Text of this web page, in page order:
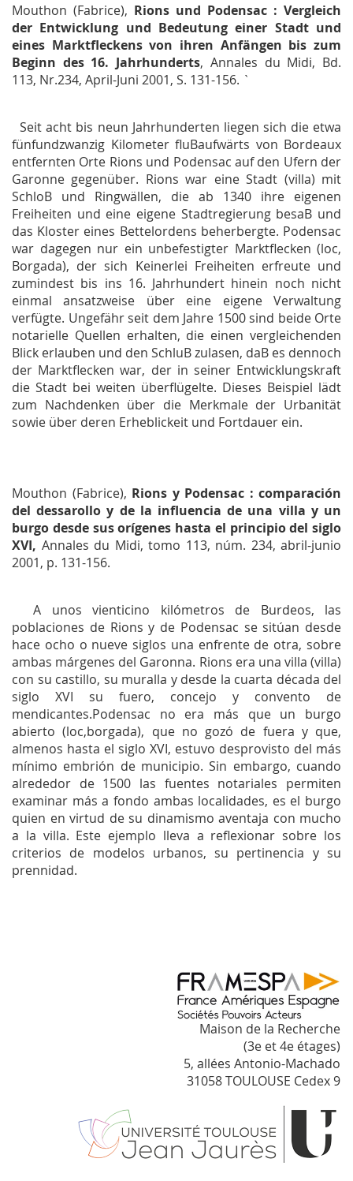
Mouthon (Fabrice), Rions und Podensac : Vergleich
der Entwicklung und Bedeutung einer Stadt und
eines Marktfleckens von ihren Anfängen bis zum
Beginn des 16. Jahrhunderts, Annales du Midi, Bd.
113, Nr.234, April-Juni 2001, S. 131-156. `
Seit acht bis neun Jahrhunderten liegen sich die etwa
fünfundzwanzig Kilometer fluBaufwärts von Bordeaux
entfernten Orte Rions und Podensac auf den Ufern der
Garonne gegenüber. Rions war eine Stadt (villa) mit
SchloB und Ringwällen, die ab 1340 ihre eigenen
Freiheiten und eine eigene Stadtregierung besaB und
das Kloster eines Bettelordens beherbergte. Podensac
war dagegen nur ein unbefestigter Marktflecken (loc,
Borgada), der sich Keinerlei Freiheiten erfreute und
zumindest bis ins 16. Jahrhundert hinein noch nicht
einmal ansatzweise über eine eigene Verwaltung
verfügte. Ungefähr seit dem Jahre 1500 sind beide Orte
notarielle Quellen erhalten, die einen vergleichenden
Blick erlauben und den SchluB zulasen, daB es dennoch
der Marktflecken war, der in seiner Entwicklungskraft
die Stadt bei weiten überflügelte. Dieses Beispiel lädt
zum Nachdenken über die Merkmale der Urbanität
sowie über deren Erheblickeit und Fortdauer ein.
Mouthon (Fabrice), Rions y Podensac : comparación
del dessarollo y de la influencia de una villa y un
burgo desde sus orígenes hasta el principio del siglo
XVI, Annales du Midi, tomo 113, núm. 234, abril-junio
2001, p. 131-156.
A unos vienticino kilómetros de Burdeos, las
poblaciones de Rions y de Podensac se sitúan desde
hace ocho o nueve siglos una enfrente de otra, sobre
ambas márgenes del Garonna. Rions era una villa (villa)
con su castillo, su muralla y desde la cuarta década del
siglo XVI su fuero, concejo y convento de
mendicantes.Podensac no era más que un burgo
abierto (loc,borgada), que no gozó de fuera y que,
almenos hasta el siglo XVI, estuvo desprovisto del más
mínimo embrión de municipio. Sin embargo, cuando
alrededor de 1500 las fuentes notariales permiten
examinar más a fondo ambas localidades, es el burgo
quien en virtud de su dinamismo aventaja con mucho
a la villa. Este ejemplo lleva a reflexionar sobre los
criterios de modelos urbanos, su pertinencia y su
prennidad.
Maison de la Recherche
(3e et 4e étages)
5, allées Antonio-Machado
31058 TOULOUSE Cedex 9